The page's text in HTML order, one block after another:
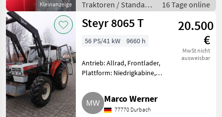
Kleinanzeige
Jahre a
Traktoren / Standard
Traktoren
16 Tage online
Steyr 8065 T
20.500
€
MwSt nicht
ausweisbar
56 PS/41 kW 9660 h
Antrieb: Allrad, Frontlader,
Plattform: Niedrigkabine,
Schaltgetriebe,
Motorstaubremse, 4-Rad
Bremse, Frontladerkonsole,
Marco Werner
77770 Durbach